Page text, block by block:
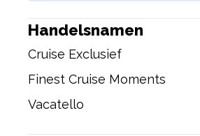
Handelsnamen
Cruise Exclusief
Finest Cruise Moments
Vacatello